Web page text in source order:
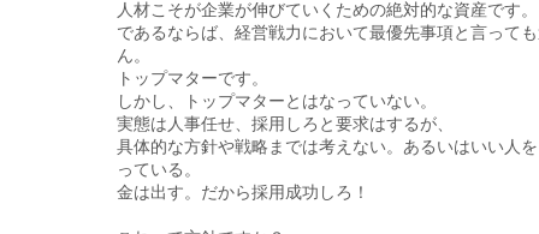
人材こそが企業が伸びていくための絶対的な資産です。
であるならば、経営戦力において最優先事項と言って
ん。
トップマターです。
しかし、トップマターとはなっていない。
実態は人事任せ、採用しろと要求はするが、
具体的な方針や戦略までは考えない。あるいはいい人
っている。
金は出す。だから採用成功しろ！